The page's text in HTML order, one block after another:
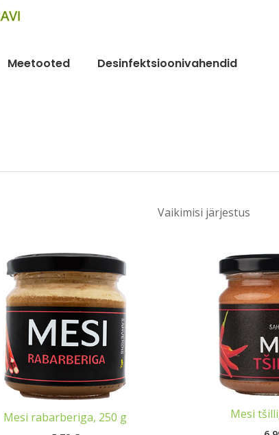
Meetooted Desinfektsioonivahendid
Mesi rabarberiga, 250 g Mesi